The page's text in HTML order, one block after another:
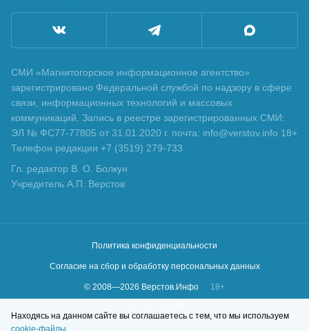
СМИ «Магнитогорское информационное агентство»
зарегистрировано Федеральной службой по надзору в сфере
связи, информационных технологий и массовых
коммуникаций. Запись в реестре зарегистрированных СМИ:
ЭЛ № ФС77-77805 от 31.01.2020 г. почта: info@verstov.info 18+
Телефон редакции +7 (3519) 279-733
Гл. редактор В. О. Болкун
Учредитель А.П. Верстов
Политика конфиденциальности
Согласие на сбор и обработку персональных данных
© 2008—2026 Верстов.Инфо
18+
Находясь на данном сайте вы соглашаетесь с тем, что мы используем
cookie-файлы